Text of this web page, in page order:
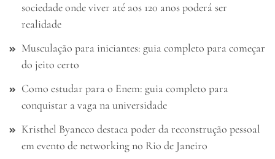
sociedade onde viver até aos 120 anos poderá ser
realidade
Musculação para iniciantes: guia completo para começar
do jeito certo
Como estudar para o Enem: guia completo para
conquistar a vaga na universidade
Kristhel Byancco destaca poder da reconstrução pessoal
em evento de networking no Rio de Janeiro